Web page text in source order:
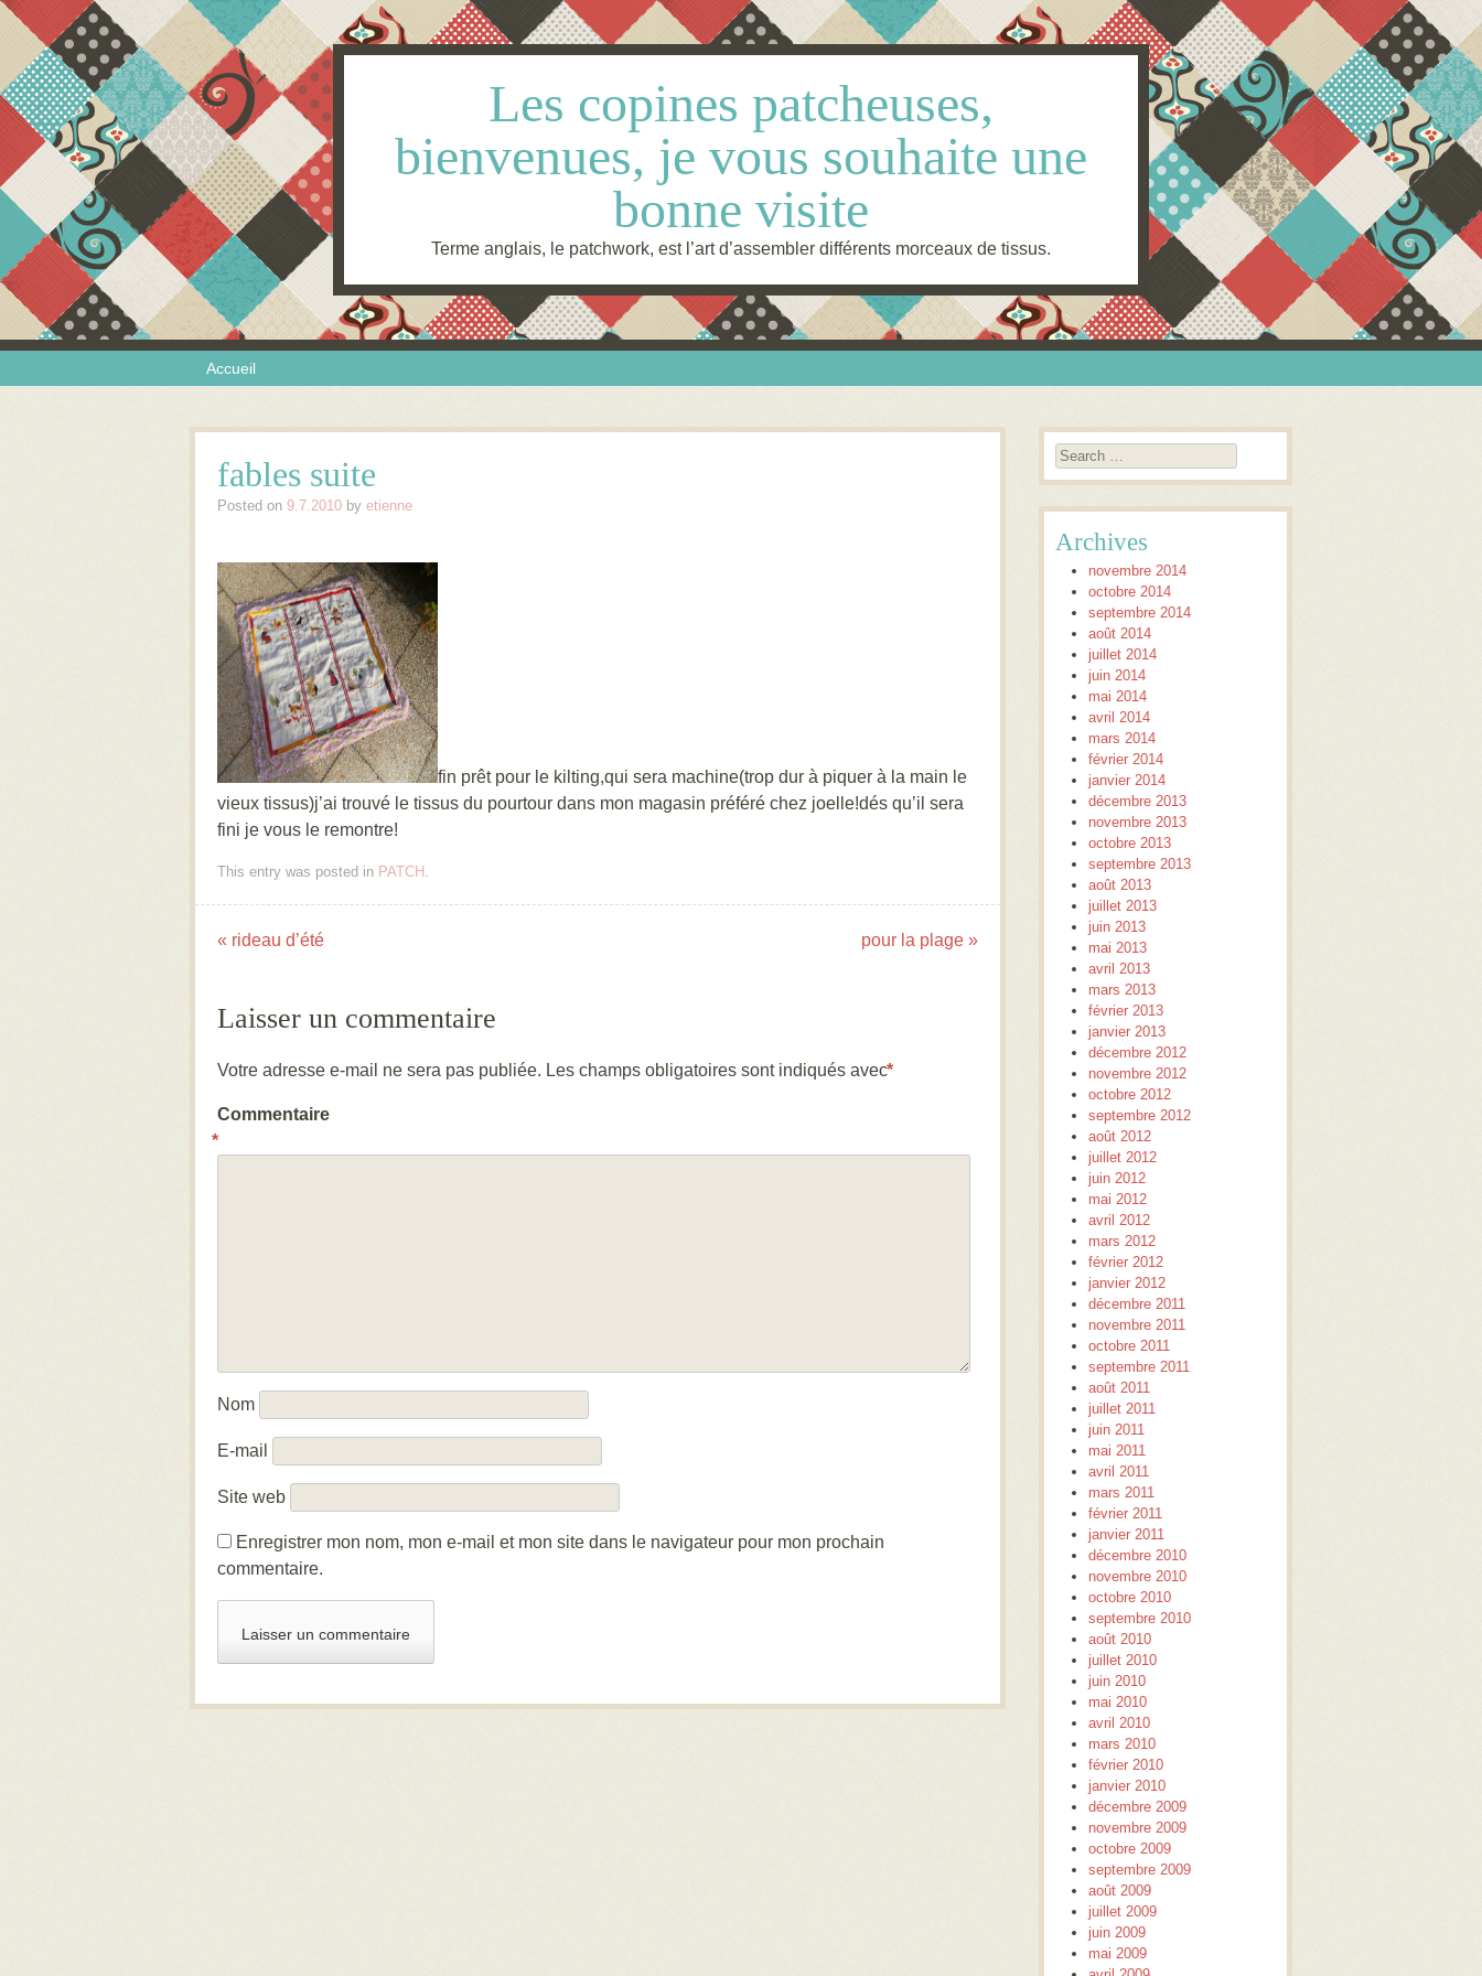
Les copines patcheuses,
bienvenues, je vous souhaite une
bonne visite
Terme anglais, le patchwork, est l’art d’assembler différents morceaux de tissus.
Menu Accueil
fables suite
Posted on 9.7.2010 by etienne
fin prêt pour le kilting,qui sera machine(trop dur à piquer à la main le
vieux tissus)j’ai trouvé le tissus du pourtour dans mon magasin préféré chez joelle!dés qu’il sera
fini je vous le remontre!
This entry was posted in PATCH .
Post navigation
« rideau d’été pour la plage »
Laisser un commentaire
Votre adresse e-mail ne sera pas publiée. Les champs obligatoires sont indiqués avec*
Commentaire
*
Nom
E-mail
Site web
Enregistrer mon nom, mon e-mail et mon site dans le navigateur pour mon prochain
commentaire.
Search
Archives
novembre 2014
octobre 2014
septembre 2014
août 2014
juillet 2014
juin 2014
mai 2014
avril 2014
mars 2014
février 2014
janvier 2014
décembre 2013
novembre 2013
octobre 2013
septembre 2013
août 2013
juillet 2013
juin 2013
mai 2013
avril 2013
mars 2013
février 2013
janvier 2013
décembre 2012
novembre 2012
octobre 2012
septembre 2012
août 2012
juillet 2012
juin 2012
mai 2012
avril 2012
mars 2012
février 2012
janvier 2012
décembre 2011
novembre 2011
octobre 2011
septembre 2011
août 2011
juillet 2011
juin 2011
mai 2011
avril 2011
mars 2011
février 2011
janvier 2011
décembre 2010
novembre 2010
octobre 2010
septembre 2010
août 2010
juillet 2010
juin 2010
mai 2010
avril 2010
mars 2010
février 2010
janvier 2010
décembre 2009
novembre 2009
octobre 2009
septembre 2009
août 2009
juillet 2009
juin 2009
mai 2009